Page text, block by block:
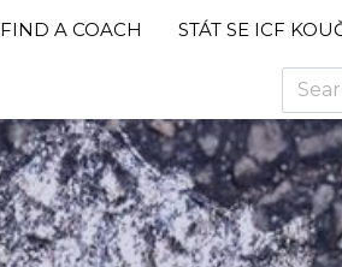
FIND A COACH STÁT SE ICF